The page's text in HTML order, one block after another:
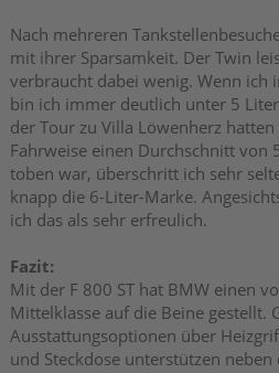
Nach mehreren
mit ihrer Sparsamkeit. Der Twin
verbraucht dabei wenig. Wenn ich
bin ich immer deutlich unter 5
der Tour zu Villa Löwenherz
Fahrweise einen Durchschnitt von
toben war, überschritt ich sehr
knapp die 6-Liter-Marke.
ich das als sehr erfreulich.
Fazit:
Mit der F 800 ST hat BMW einen
Mittelklasse auf die Beine gestellt.
Ausstattungsoptionen über
und Steckdose unterstützen neben